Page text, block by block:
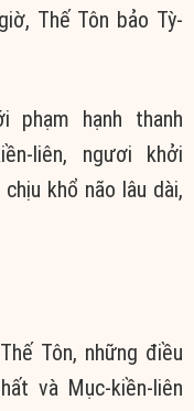
Thế Tôn bảo Tỳ-
phạm hạnh thanh
liên, ngươi khởi
khổ não lâu dài,
Thế Tôn, những điều
và Mục-kiền-liên